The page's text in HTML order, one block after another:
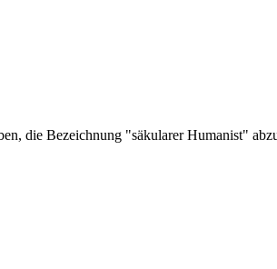
die Bezeichnung "säkularer Humanist"